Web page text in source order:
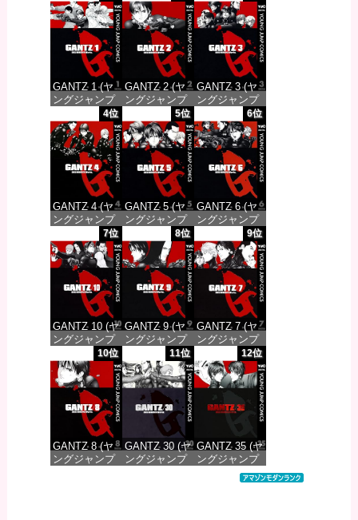
GANTZ 1 (ヤ
ングジャンプ
コミックス
DIGITAL)
価格：¥100
GANTZ 2 (ヤ
ングジャンプ
コミックス
DIGITAL)
価格：¥100
GANTZ 3 (ヤ
ングジャンプ
コミックス
DIGITAL)
価格：¥100
4位
GANTZ 4 (ヤ
ングジャンプ
コミックス
DIGITAL)
価格：¥100
5位
GANTZ 5 (ヤ
ングジャンプ
コミックス
DIGITAL)
価格：¥100
6位
GANTZ 6 (ヤ
ングジャンプ
コミックス
DIGITAL)
価格：¥100
7位
GANTZ 10 (ヤ
ングジャンプ
コミックス
DIGITAL)
価格：¥100
8位
GANTZ 9 (ヤ
ングジャンプ
コミックス
DIGITAL)
価格：¥100
9位
GANTZ 7 (ヤ
ングジャンプ
コミックス
DIGITAL)
価格：¥100
10位
GANTZ 8 (ヤ
ングジャンプ
11位
GANTZ 30 (ヤ
ングジャンプ
12位
GANTZ 35 (ヤ
ングジャンプ
コミックス